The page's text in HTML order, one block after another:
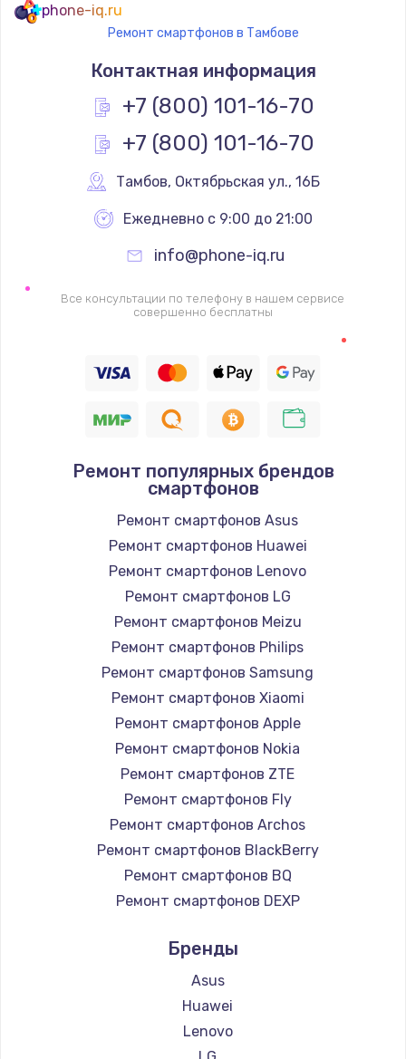
1800 руб.
Замена тачпада
1660 руб.
Заказать
Замена контроллера питания
Заказать
Настройка Wi-Fi
Заказать
Ремонт петель крышки
Заказать
Замена вебкамеры
1740 руб.
Заказать
Установка драйверов
1225 руб.
Заказать
Замена жесткого диска
1250 руб.
Заказать
Ремонт цепей питания
3000 руб.
Заказать
Замена видеокарты
2100 руб.
Заказать
phone-iq.ru
Ремонт смартфонов в Тамбове
Контактная информация
+7 (800) 101-16-70
+7 (800) 101-16-70
Тамбов, Октябрьская ул., 16Б
Ежедневно с 9:00 до 21:00
info@phone-iq.ru
Все консультации по телефону в нашем сервисе
совершенно бесплатны
Ремонт популярных брендов
смартфонов
Ремонт смартфонов Asus
Ремонт смартфонов Huawei
Ремонт смартфонов Lenovo
Ремонт смартфонов LG
Ремонт смартфонов Meizu
Ремонт смартфонов Philips
Ремонт смартфонов Samsung
Ремонт смартфонов Xiaomi
Ремонт смартфонов Apple
Ремонт смартфонов Nokia
Ремонт смартфонов ZTE
Ремонт смартфонов Fly
Ремонт смартфонов Archos
Ремонт смартфонов BlackBerry
Ремонт смартфонов BQ
Ремонт смартфонов DEXP
Ремонт смартфонов Ginzzu
Ремонт смартфонов Highscreen
Ремонт смартфонов Irbis
Ремонт смартфонов Kyocera
Ремонт смартфонов LeEco
Бренды
Asus
Huawei
Lenovo